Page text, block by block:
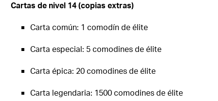
Cartas de nivel 14 (copias extras)
Carta común: 1 comodín de élite
Carta especial: 5 comodines de élite
Carta épica: 20 comodines de élite
Carta legendaria: 1500 comodines de élite